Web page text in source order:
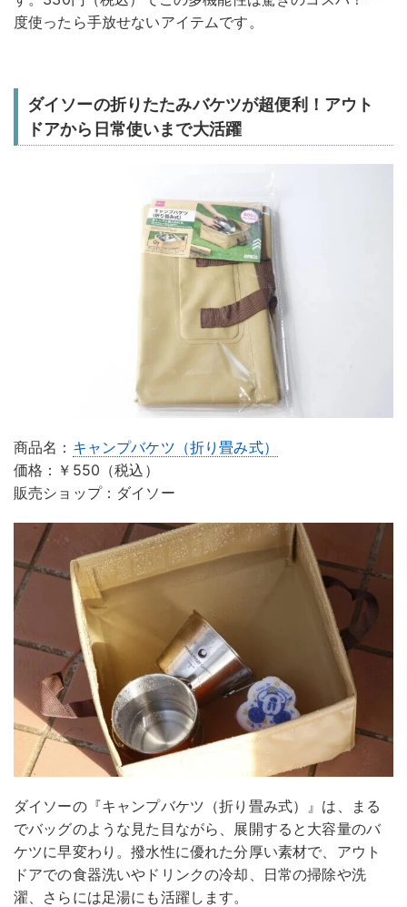
度使ったら手放せないアイテムです。
ダイソーの折りたたみバケツが超便利！アウト
ドアから日常使いまで大活躍
商品名： キャンプバケツ（折り畳み式）
価格：￥550（税込）
販売ショップ：ダイソー
ダイソーの『キャンプバケツ（折り畳み式）』は、まる
でバッグのような見た目ながら、展開すると大容量のバ
ケツに早変わり。撥水性に優れた分厚い素材で、アウト
ドアでの食器洗いやドリンクの冷却、日常の掃除や洗
濯、さらには足湯にも活躍します。